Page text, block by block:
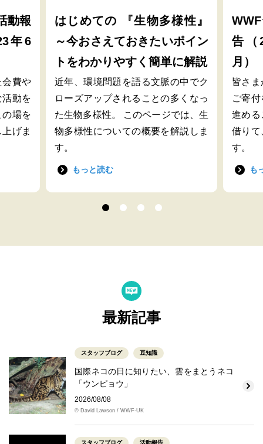
動報
年6
会費や
動を
場を
げま
はじめての 『生物多様性』
～今おさえておきたいポイン
トをわかりやすく簡単に解説
近年、環境問題を語る文脈の中でク
ローズアップされることの多くなっ
た生物多様性。 このページでは、生
物多様性についての概要を解説しま
す。
もっと読む
告（
月）
皆さ
ご寄
進める
借りて
す。
も
最新記事
スタッフブログ 豆知識
国際ネコの日に知りたい、雲をまとうネコ
「ウンピョウ」
2026/08/08
© David Lawson / WWF-UK
スタッフブログ 活動報告